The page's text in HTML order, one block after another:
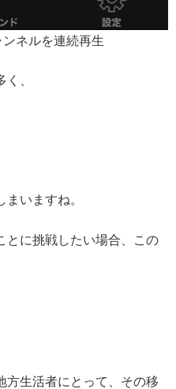
ネルを連続再生
、
いますね。
とに挑戦したい場合、この
方生活者にとって、その移